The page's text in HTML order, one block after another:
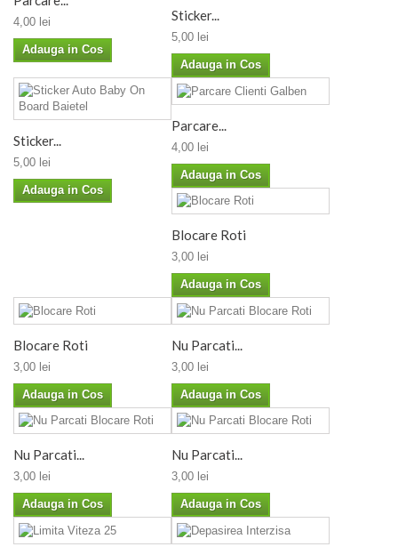
4,00 lei
Adauga in Cos
Sticker...
5,00 lei
Adauga in Cos
Sticker...
5,00 lei
Adauga in Cos
Parcare...
4,00 lei
Adauga in Cos
Blocare Roti
3,00 lei
Adauga in Cos
Blocare Roti
3,00 lei
Adauga in Cos
Nu Parcati...
3,00 lei
Adauga in Cos
Nu Parcati...
3,00 lei
Adauga in Cos
Nu Parcati...
3,00 lei
Adauga in Cos